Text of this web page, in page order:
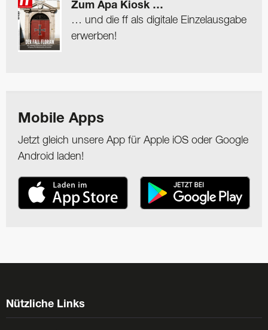
Zum Apa Kiosk …
… und die ff als digitale Einzelausgabe
erwerben!
Mobile Apps
Jetzt gleich unsere App für Apple iOS oder Google
Android laden!
Nützliche Links